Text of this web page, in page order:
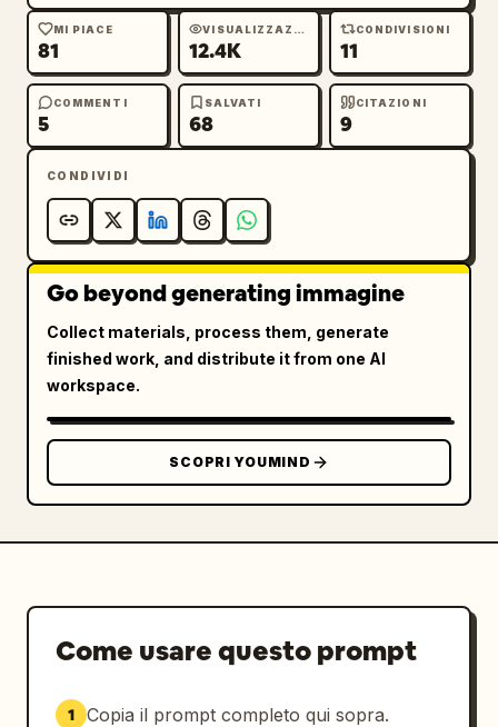
MI PIACE
81
VISUALIZZAZIONI
12.4K
CONDIVISIONI
11
COMMENTI
5
SALVATI
68
CITAZIONI
9
CONDIVIDI
Go beyond generating immagine
Collect materials, process them, generate
finished work, and distribute it from one AI
workspace.
SCOPRI YOUMIND
Come usare questo prompt
1 Copia il prompt completo qui sopra.